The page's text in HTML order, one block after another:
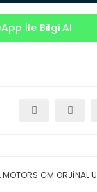
İle Bilgi Al
GM ORJİNAL